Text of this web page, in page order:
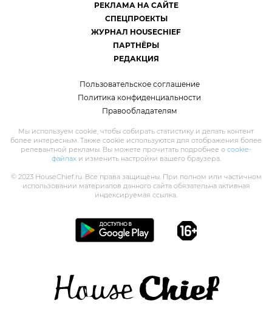
РЕКЛАМА НА САЙТЕ
СПЕЦПРОЕКТЫ
ЖУРНАЛ HOUSECHIEF
ПАРТНЁРЫ
РЕДАКЦИЯ
Пользовательское соглашение
Политика конфиденциальности
Правообладателям
Мы используем cookie, чтобы собирать статистику и делать контент
более интересным. Также cookie используются для отображения более
релевантной рекламы. Вы можете прочитать подробнее о cookie-
файлахи изменить настройки вашего браузера.
© 2023 HouseChief.ru. Все права защищены. При полном или частичном
использовании материалов данного сайта обязательна активная
индексируемая ссылка.